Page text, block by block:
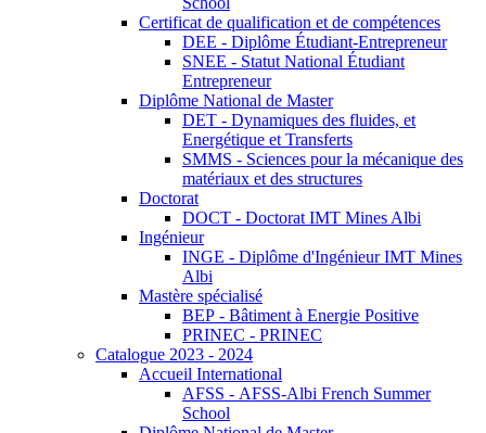
Certificat de qualification et de compétences
DEE - Diplôme Étudiant-Entrepreneur
SNEE - Statut National Étudiant
Entrepreneur
Diplôme National de Master
DET - Dynamiques des fluides, et
Energétique et Transferts
SMMS - Sciences pour la mécanique des
matériaux et des structures
Doctorat
DOCT - Doctorat IMT Mines Albi
Ingénieur
INGE - Diplôme d'Ingénieur IMT Mines
Albi
Mastère spécialisé
BEP - Bâtiment à Energie Positive
PRINEC - PRINEC
Catalogue 2023 - 2024
Accueil International
AFSS - AFSS-Albi French Summer
School